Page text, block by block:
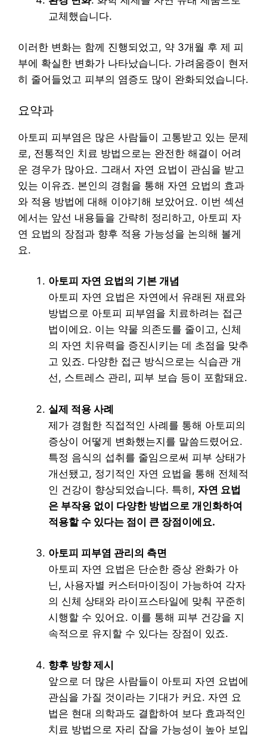
교체했습니다.
이러한 변화는 함께 진행되었고, 약 3개월 후 제 피
부에 확실한 변화가 나타났습니다. 가려움증이 현저
히 줄어들었고 피부의 염증도 많이 완화되었습니다.
요약과
아토피 피부염은 많은 사람들이 고통받고 있는 문제
로, 전통적인 치료 방법으로는 완전한 해결이 어려
운 경우가 많아요. 그래서 자연 요법이 관심을 받고
있는 이유죠. 본인의 경험을 통해 자연 요법의 효과
와 적용 방법에 대해 이야기해 보았어요. 이번 섹션
에서는 앞선 내용들을 간략히 정리하고, 아토피 자
연 요법의 장점과 향후 적용 가능성을 논의해 볼게
요.
아토피 자연 요법의 기본 개념
아토피 자연 요법은 자연에서 유래된 재료와
방법으로 아토피 피부염을 치료하려는 접근
법이에요. 이는 약물 의존도를 줄이고, 신체
의 자연 치유력을 증진시키는 데 초점을 맞추
고 있죠. 다양한 접근 방식으로는 식습관 개
선, 스트레스 관리, 피부 보습 등이 포함돼요.
실제 적용 사례
제가 경험한 직접적인 사례를 통해 아토피의
증상이 어떻게 변화했는지를 말씀드렸어요.
특정 음식의 섭취를 줄임으로써 피부 상태가
개선됐고, 정기적인 자연 요법을 통해 전체적
인 건강이 향상되었습니다. 특히, 자연 요법
은 부작용 없이 다양한 방법으로 개인화하여
적용할 수 있다는 점이 큰 장점이에요.
아토피 피부염 관리의 측면
아토피 자연 요법은 단순한 증상 완화가 아
닌, 사용자별 커스터마이징이 가능하여 각자
의 신체 상태와 라이프스타일에 맞춰 꾸준히
시행할 수 있어요. 이를 통해 피부 건강을 지
속적으로 유지할 수 있다는 장점이 있죠.
향후 방향 제시
앞으로 더 많은 사람들이 아토피 자연 요법에
관심을 가질 것이라는 기대가 커요. 자연 요
법은 현대 의학과도 결합하여 보다 효과적인
치료 방법으로 자리 잡을 가능성이 높아 보입